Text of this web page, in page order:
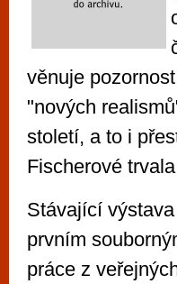
věnuje
"nových
století, a to i
Fischerové
Stávající
prvním
práce z